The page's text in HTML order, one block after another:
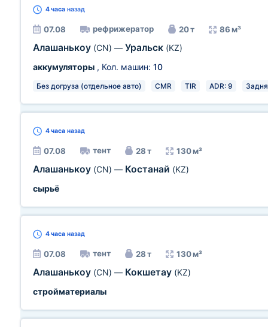
4 часа назад
07.08 рефрижератор 20 т 86 м³
Алашанькоу (CN) — Уральск (KZ)
аккумуляторы , Кол. машин: 10
Без догруза (отдельное авто) CMR TIR ADR: 9
4 часа назад
07.08 тент 28 т 130 м³
Алашанькоу (CN) — Костанай (KZ)
сырьё
4 часа назад
07.08 тент 28 т 130 м³
Алашанькоу (CN) — Кокшетау (KZ)
стройматериалы